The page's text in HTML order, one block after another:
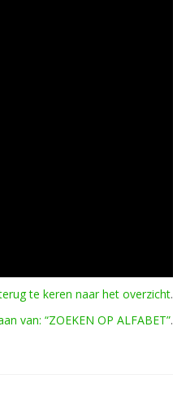
te keren naar het overzicht.
van: “ZOEKEN OP ALFABET”.